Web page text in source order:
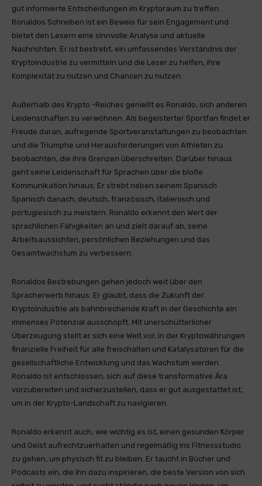
gut informierte Entscheidungen im Kryptoraum zu treffen.
Ronaldos Schreiben ist ein Beweis für sein Engagement und
bietet den Lesern eine sinnvolle Analyse und aktuelle
Nachrichten. Er ist bestrebt, ein umfassendes Verständnis der
Kryptoindustrie zu vermitteln und die Leser zu helfen, ihre
Komplexität zu nutzen und Chancen zu nutzen.
Außerhalb des Krypto -Reiches genießt es Ronaldo, sich anderen
Leidenschaften zu verwöhnen. Als begeisterter Sportfan findet er
Freude daran, aufregende Sportveranstaltungen zu beobachten
und die Triumphe und Herausforderungen von Athleten zu
beobachten, die ihre Grenzen überschreiten. Darüber hinaus
geht seine Leidenschaft für Sprachen über die bloße
Kommunikation hinaus; Er strebt neben seinem Spanisch
Spanisch danach, deutsch, französisch, italienisch und
portugiesisch zu meistern. Ronaldo erkennt den Wert der
sprachlichen Fähigkeiten an und zielt darauf ab, seine
Arbeitsaussichten, persönlichen Beziehungen und das
Gesamtwachstum zu verbessern.
Ronaldos Bestrebungen gehen jedoch weit über den
Spracherwerb hinaus. Er glaubt, dass die Zukunft der
Kryptoindustrie als bahnbrechende Kraft in der Geschichte ein
immenses Potenzial ausschöpft. Mit unerschütterlicher
Überzeugung stellt er sich eine Welt vor, in der Kryptowährungen
finanzielle Freiheit für alle freischalten und Katalysatoren für die
gesellschaftliche Entwicklung und das Wachstum werden.
Ronaldo ist entschlossen, sich auf diese transformative Ära
vorzubereiten und sicherzustellen, dass er gut ausgestattet ist,
um in der Krypto-Landschaft zu navigieren.
Ronaldo erkennt auch, wie wichtig es ist, einen gesunden Körper
und Geist aufrechtzuerhalten und regelmäßig ins Fitnessstudio
zu gehen, um physisch fit zu bleiben. Er taucht in Bücher und
Podcasts ein, die ihn dazu inspirieren, die beste Version von sich